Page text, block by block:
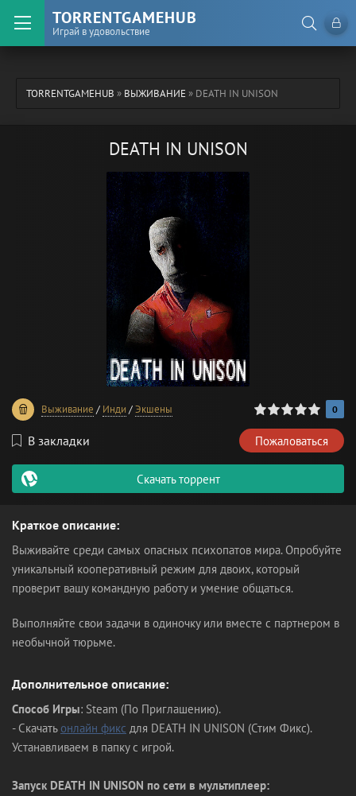
TORRENTGAMEHUB
Играй в удовольствие
TORRENTGAMEHUB » ВЫЖИВАНИЕ» DEATH IN UNISON
DEATH IN UNISON
Выживание / Инди /Экшены
0 0
В закладки Пожаловаться
Скачать торрент
Краткое описание:
Выживайте среди самых опасных психопатов мира. Опробуйте
уникальный кооперативный режим для двоих, который
проверит вашу командную работу и умение общаться.
Выполняйте свои задачи в одиночку или вместе с партнером в
необычной тюрьме.
Дополнительное описание:
Способ Игры: Steam (По Приглашению).
- Скачать онлайн фикс для DEATH IN UNISON (Стим Фикс).
Устанавливаем в папку с игрой.
Запуск DEATH IN UNISON по сети в мультиплеер: